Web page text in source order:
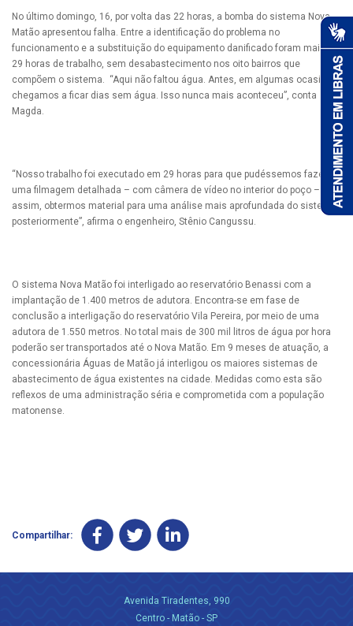
No último domingo, 16, por volta das 22 horas, a bomba do sistema Nova
Matão apresentou falha. Entre a identificação do problema no
funcionamento e a substituição do equipamento danificado foram mais de
29 horas de trabalho, sem desabastecimento nos oito bairros que
compõem o sistema. “Aqui não faltou água. Antes, em algumas ocasiões
chegamos a ficar dias sem água. Isso nunca mais aconteceu”, conta
Magda.
“Nosso trabalho foi executado em 29 horas para que pudéssemos fazer
uma filmagem detalhada – com câmera de vídeo no interior do poço – e,
assim, obtermos material para uma análise mais aprofundada do sistema,
posteriormente”, afirma o engenheiro, Stênio Cangussu.
O sistema Nova Matão foi interligado ao reservatório Benassi com a
implantação de 1.400 metros de adutora. Encontra-se em fase de
conclusão a interligação do reservatório Vila Pereira, por meio de uma
adutora de 1.550 metros. No total mais de 300 mil litros de água por hora
poderão ser transportados até o Nova Matão. Em 9 meses de atuação, a
concessionária Águas de Matão já interligou os maiores sistemas de
abastecimento de água existentes na cidade. Medidas como esta são
reflexos de uma administração séria e comprometida com a população
matonense.
Compartilhar:
Avenida Tiradentes, 990
Centro - Matão - SP